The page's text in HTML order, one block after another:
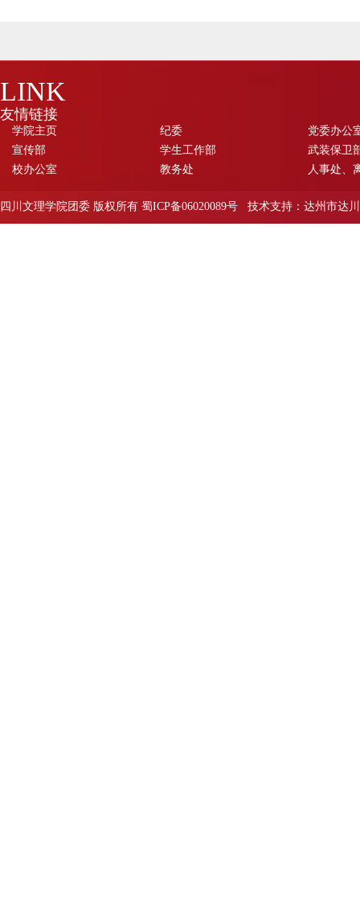
LINK
友情链接
学院主页 纪委
党委办公
宣传部
学生工作部
武装保卫
校办公室
教务处 人事处、
四川文理学院团委 版权所有 蜀ICP备06020089号 技术支持：达州市达